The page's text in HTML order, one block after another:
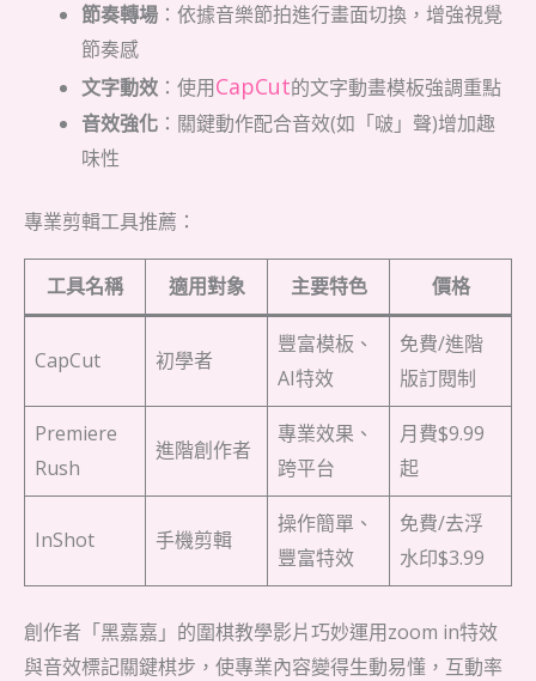
節奏轉場 ：依據音樂節拍進行畫面切換，增強視覺
節奏感
文字動效 ：使用CapCut的文字動畫模板強調重點
音效強化 ：關鍵動作配合音效(如「啵」聲)增加趣
味性
專業剪輯工具推薦：
工具名稱 適用對象 主要特色 價格
CapCut 初學者
豐富模板、
AI特效
免費/進階
版訂閱制
Premiere
Rush
進階創作者
專業效果、
跨平台
月費$9.99
起
InShot 手機剪輯
操作簡單、
豐富特效
免費/去浮
水印$3.99
創作者「黑嘉嘉」的圍棋教學影片巧妙運用zoom in特效
與音效標記關鍵棋步，使專業內容變得生動易懂，互動率